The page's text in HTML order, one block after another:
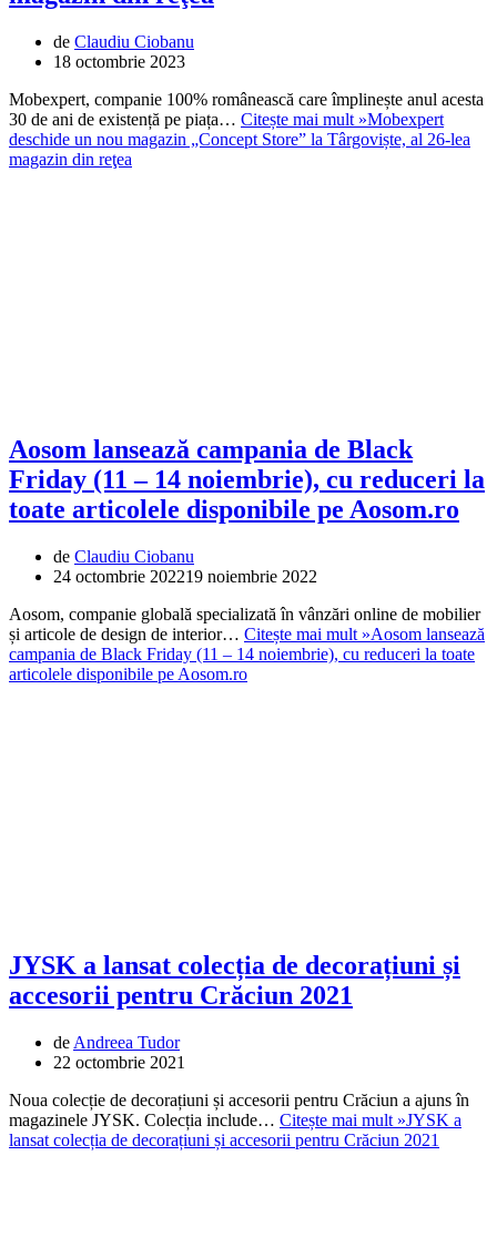
de Claudiu Ciobanu
18 octombrie 2023
Mobexpert, companie 100% românească care împlinește anul acesta
30 de ani de existență pe piața… Citește mai mult »Mobexpert
deschide un nou magazin „Concept Store” la Târgoviște, al 26-lea
magazin din reţea
Aosom lansează campania de Black
Friday (11 – 14 noiembrie), cu reduceri la
toate articolele disponibile pe Aosom.ro
de Claudiu Ciobanu
24 octombrie 202219 noiembrie 2022
Aosom, companie globală specializată în vânzări online de mobilier
și articole de design de interior… Citește mai mult »Aosom lansează
campania de Black Friday (11 – 14 noiembrie), cu reduceri la toate
articolele disponibile pe Aosom.ro
JYSK a lansat colecția de decorațiuni și
accesorii pentru Crăciun 2021
de Andreea Tudor
22 octombrie 2021
Noua colecție de decorațiuni și accesorii pentru Crăciun a ajuns în
magazinele JYSK. Colecția include… Citește mai mult »JYSK a
lansat colecția de decorațiuni și accesorii pentru Crăciun 2021